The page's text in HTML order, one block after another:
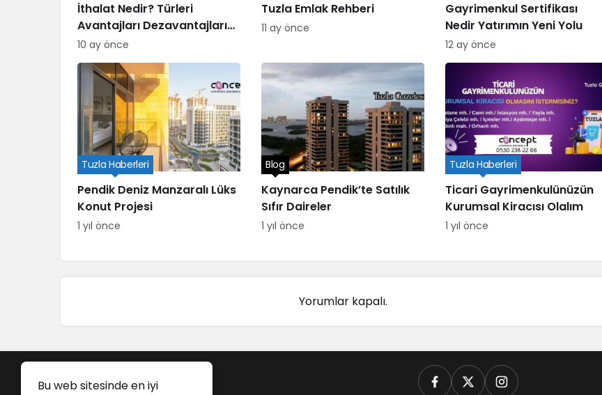
İthalat Nedir? Türleri
Avantajları Dezavantajları
ve Süreçleri
10 ay önce
Tuzla Emlak Rehberi
11 ay önce
Gayrimenkul Sertifikası
Nedir Yatırımın Yeni Yolu
12 ay önce
Pendik Deniz Manzaralı Lüks
Konut Projesi
Tuzla Haberleri
1 yıl önce
Kaynarca Pendik’te Satılık
Sıfır Daireler
Blog
1 yıl önce
Ticari Gayrimenkulünüzün
Kurumsal Kiracısı Olalım
Tuzla Haberleri
1 yıl önce
Yorumlar kapalı.
Bu web sitesinde en iyi